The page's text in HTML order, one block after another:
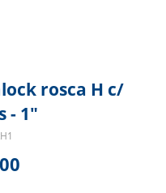
rosca H c/
- 1"